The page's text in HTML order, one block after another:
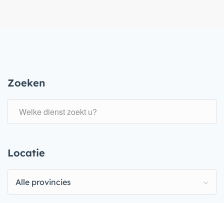
Zoeken
Locatie
Alle provincies